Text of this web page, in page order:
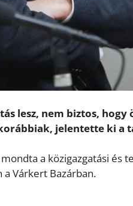
lesz, nem biztos, hogy
jelentette ki a
a közigazgatási és
Várkert Bazárban.